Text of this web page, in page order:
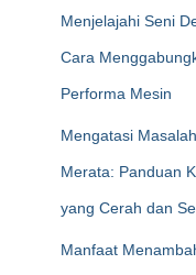
Menjelajahi Seni
Cara
Performa Mesin
Mengatasi
Merata: Panduan
yang Cerah dan
Manfaat